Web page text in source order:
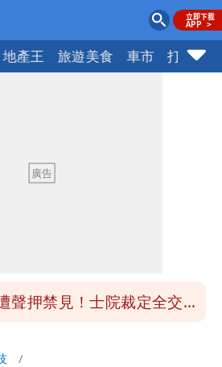
地產王 旅遊美食 車市 打詐
威加2老闆交保！採購、中間
聲押禁見！士院裁定全交保